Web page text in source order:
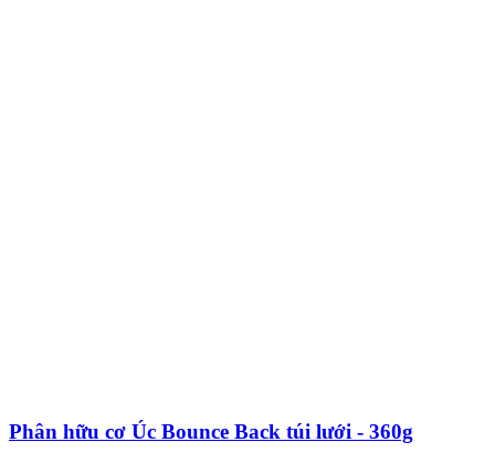
Phân hữu cơ Úc Bounce Back túi lưới - 360g